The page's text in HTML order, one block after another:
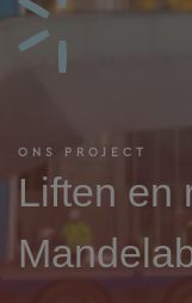
ONS PROJECT
Liften en